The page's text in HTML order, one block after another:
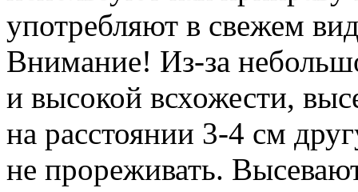
употребляют в свежем
Внимание! Из-за
и высокой всхожести,
на расстоянии 3-4 см
не прореживать.